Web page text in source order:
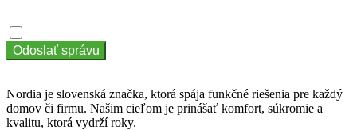
Odoslať správu
Nordia je slovenská značka, ktorá spája funkčné riešenia pre každý
domov či firmu. Našim cieľom je prinášať komfort, súkromie a
kvalitu, ktorá vydrží roky.